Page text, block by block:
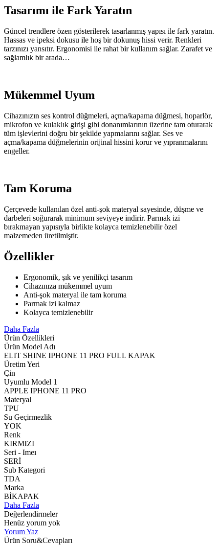
Tasarımı ile Fark Yaratın
Güncel trendlere özen gösterilerek tasarlanmış yapısı ile fark yaratın.
Hassas ve ipeksi dokusu ile hoş bir dokunuş hissi verir. Renkleri
tarzınızı yansıtır. Ergonomisi ile rahat bir kullanım sağlar. Zarafet ve
sağlamlık bir arada…
Mükemmel Uyum
Cihazınızın ses kontrol düğmeleri, açma/kapama düğmesi, hoparlör,
mikrofon ve kulaklık girişi gibi donanımlarının üzerine tam oturarak
tüm işlevlerini doğru bir şekilde yapmalarını sağlar. Ses ve
açma/kapama düğmelerinin orijinal hissini korur ve yıpranmalarını
engeller.
Tam Koruma
Çerçevede kullanılan özel anti-şok materyal sayesinde, düşme ve
darbeleri soğurarak minimum seviyeye indirir. Parmak izi
bırakmayan yapısıyla birlikte kolayca temizlenebilir özel
malzemeden üretilmiştir.
Özellikler
Ergonomik, şık ve yenilikçi tasarım
Cihazınıza mükemmel uyum
Anti-şok materyal ile tam koruma
Parmak izi kalmaz
Kolayca temizlenebilir
Daha Fazla
Ürün Özellikleri
Ürün Model Adı
ELIT SHINE IPHONE 11 PRO FULL KAPAK
Üretim Yeri
Çin
Uyumlu Model 1
APPLE IPHONE 11 PRO
Materyal
TPU
Su Geçirmezlik
YOK
Renk
KIRMIZI
Seri - Imeı
SERİ
Sub Kategori
TDA
Marka
BİKAPAK
Daha Fazla
Değerlendirmeler
Henüz yorum yok
Yorum Yaz
Ürün Soru&Cevapları